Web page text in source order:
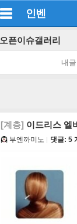
인벤
오픈이슈갤러리
내글
[계층] 이드리스 엘
부엔까미노 댓글: 5